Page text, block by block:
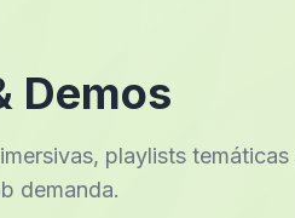
Demos
playlists temáticas
demanda.